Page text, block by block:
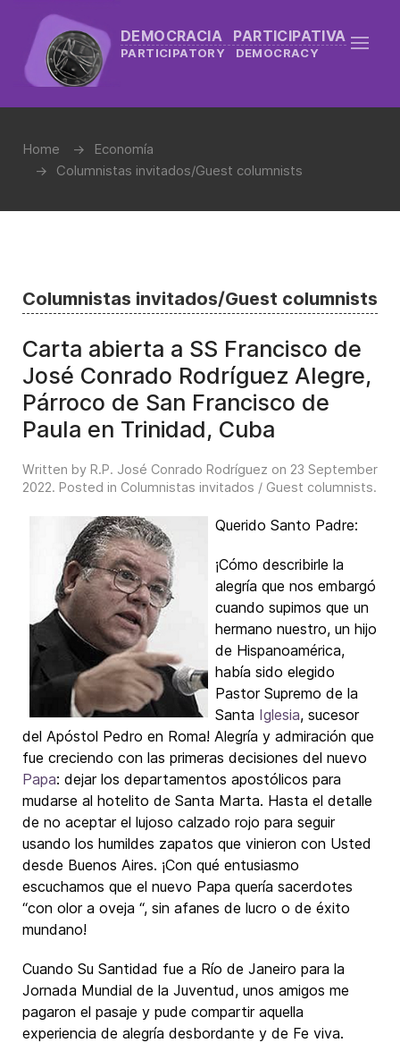
DEMOCRACIA PARTICIPATIVA
PARTICIPATORY DEMOCRACY
Home
Economía
Columnistas invitados/Guest columnists
Columnistas invitados/Guest columnists
Carta abierta a SS Francisco de
José Conrado Rodríguez Alegre,
Párroco de San Francisco de
Paula en Trinidad, Cuba
Written by R.P. José Conrado Rodríguez on 23 September
2022. Posted in Columnistas invitados / Guest columnists.
Querido Santo Padre:
¡Cómo describirle la
alegría que nos embargó
cuando supimos que un
hermano nuestro, un hijo
de Hispanoamérica,
había sido elegido
Pastor Supremo de la
Santa Iglesia, sucesor
del Apóstol Pedro en Roma! Alegría y admiración que
fue creciendo con las primeras decisiones del nuevo
Papa: dejar los departamentos apostólicos para
mudarse al hotelito de Santa Marta. Hasta el detalle
de no aceptar el lujoso calzado rojo para seguir
usando los humildes zapatos que vinieron con Usted
desde Buenos Aires. ¡Con qué entusiasmo
escuchamos que el nuevo Papa quería sacerdotes
“con olor a oveja “, sin afanes de lucro o de éxito
mundano!
Cuando Su Santidad fue a Río de Janeiro para la
Jornada Mundial de la Juventud, unos amigos me
pagaron el pasaje y pude compartir aquella
experiencia de alegría desbordante y de Fe viva.